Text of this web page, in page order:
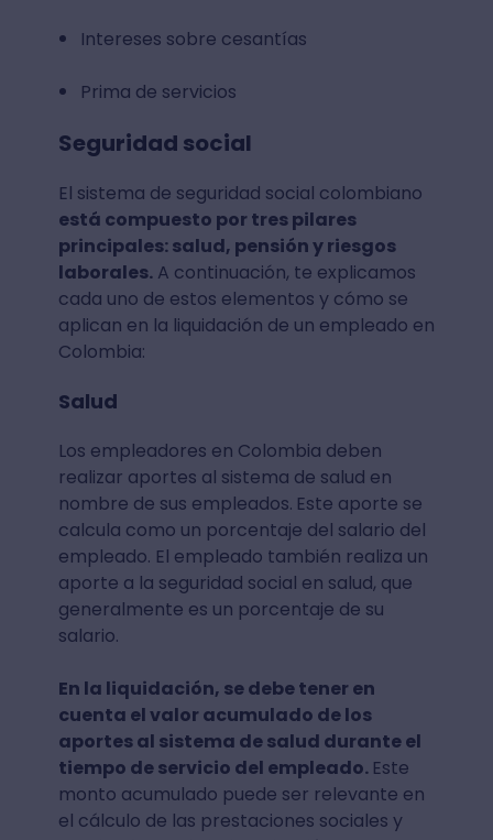
Intereses sobre cesantías
Prima de servicios
Seguridad social
El sistema de seguridad social colombiano
está compuesto por tres pilares
principales: salud, pensión y riesgos
laborales.A continuación, te explicamos
cada uno de estos elementos y cómo se
aplican en la liquidación de un empleado en
Colombia:
Salud
Los empleadores en Colombia deben
realizar aportes al sistema de salud en
nombre de sus empleados. Este aporte se
calcula como un porcentaje del salario del
empleado. El empleado también realiza un
aporte a la seguridad social en salud, que
generalmente es un porcentaje de su
salario.
En la liquidación, se debe tener en
cuenta el valor acumulado de los
aportes al sistema de salud durante el
tiempo de servicio del empleado. Este
monto acumulado puede ser relevante en
el cálculo de las prestaciones sociales y